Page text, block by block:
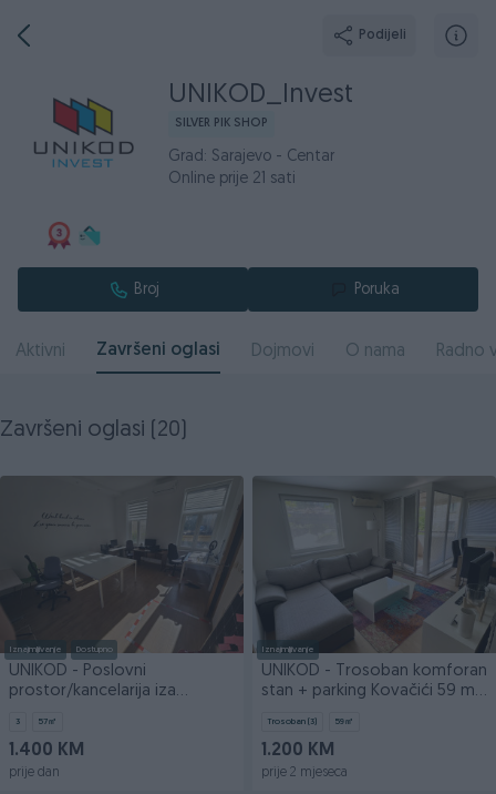
Podijeli
UNIKOD_Invest
SILVER PIK SHOP
Grad: Sarajevo - Centar
Online prije 21 sati
Broj Poruka
Aktivni Završeni oglasi Dojmovi O nama Radno
Završeni oglasi (20)
Iznajmljivanje Dostupno
UNIKOD - Poslovni
prostor/kancelarija iza
3 57㎡
1.400 KM
prije dan
Iznajmljivanje
UNIKOD - Trosoban komforan
stan + parking Kovačići 59 m2
Trosoban (3) 59㎡
1.200 KM
prije 2 mjeseca